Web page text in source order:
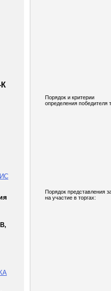
К
Порядок и критерии
определения победителя
Порядок представления
на участие в торгах: